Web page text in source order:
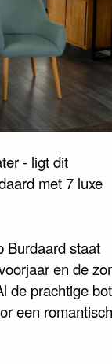
- ligt dit
met 7 luxe
Burdaard staat
en de
de prachtige
een romantisch